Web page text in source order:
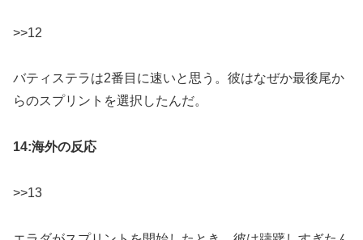
>>12
バティステラは2番目に速いと思う。彼はなぜか最後尾か
らのスプリントを選択したんだ。
14:海外の反応
>>13